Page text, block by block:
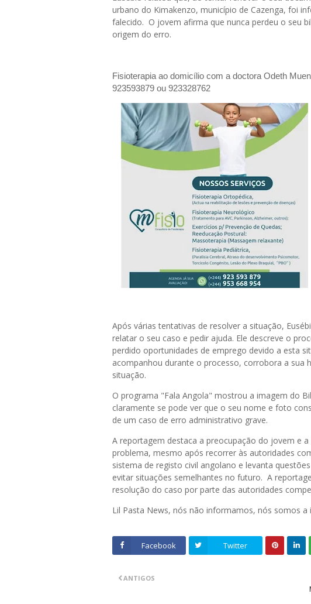
urbano do Kimakenzo, município de Cazenga, foi
falecido. O jovem afirma que nunca perdeu o seu
origem do erro.
Fisioterapia ao domicílio com a doctora Odeth
923593879 ou 923328762
Após várias tentativas de resolver a situação,
relatar o seu caso e pedir ajuda. Ele descreve o
perdido oportunidades de emprego devido a esta
acompanhou durante o processo, corrobora a sua
situação.
O programa "Fala Angola" mostrou a imagem do
claramente se pode ver que o seu nome e foto
de um caso de erro administrativo grave.
A reportagem destaca a preocupação do jovem e
problema, mesmo após recorrer às autoridades
sistema de registo civil angolano e levanta
evitar situações semelhantes no futuro. A
resolução do caso por parte das autoridades
Lil Pasta News, nós não informamos, nós somos a
Facebook Twitter
ANTIGOS